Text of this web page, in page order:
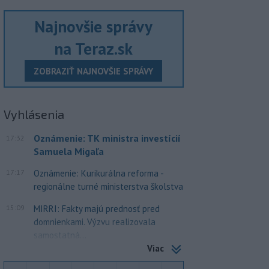
Najnovšie správy
na Teraz.sk
ZOBRAZIŤ NAJNOVŠIE SPRÁVY
Vyhlásenia
17:32
Oznámenie: TK ministra investícií
Samuela Migaľa
17:17
Oznámenie: Kurikurálna reforma -
regionálne turné ministerstva školstva
15:09
MIRRI: Fakty majú prednosť pred
domnienkami. Výzvu realizovala
samostatná...
Viac